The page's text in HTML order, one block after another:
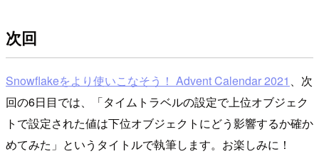
次回
Snowflakeをより使いこなそう！ Advent Calendar 2021 、次
回の6日目では、「タイムトラベルの設定で上位オブジェク
トで設定された値は下位オブジェクトにどう影響するか確か
めてみた」というタイトルで執筆します。お楽しみに！